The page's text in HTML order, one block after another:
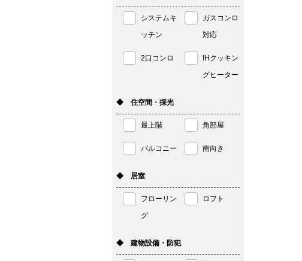
システムキ
ッチン
ガスコンロ
対応
2口コンロ
IHクッキン
グヒーター
◆ 住空間・採光
最上階 角部屋
バルコニー 南向き
◆ 居室
フローリン
グ
ロフト
◆ 建物設備・防犯